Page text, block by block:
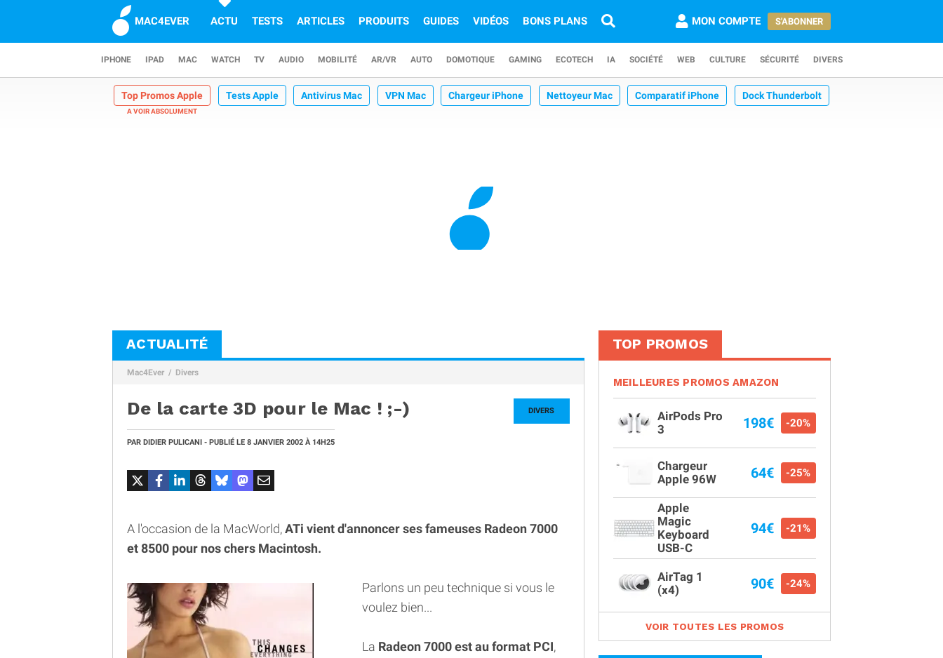
MAC4EVER ACTU TESTS ARTICLES PRODUITS GUIDES VIDÉOS BONS PLANS MON COMPTE S'ABONNER
IPHONE IPAD MAC WATCH TV AUDIO MOBILITÉ AR/VR AUTO DOMOTIQUE GAMING ECOTECH IA SOCIÉTÉ WEB CULTURE SÉCURITÉ DIVERS
Top Promos Apple Tests Apple Antivirus Mac VPN Mac Chargeur iPhone Nettoyeur Mac Comparatif iPhone Dock Thunderbolt
ACTUALITÉ
Mac4Ever Divers
DIVERS
De la carte 3D pour le Mac ! ;-)
PAR DIDIER PULICANI - PUBLIÉ LE 8 JANVIER 2002 À 14H25
A l'occasion de la MacWorld,ATi vient d'annoncer ses fameuses Radeon 7000
et 8500 pour nos chers Macintosh.
Parlons un peu technique si vous le
voulez bien...
La Radeon 7000 est au format PCI,
TOP PROMOS
MEILLEURES PROMOS AMAZON
AirPods Pro
3
198€ -20%
Chargeur
Apple 96W
64€ -25%
Apple
Magic
Keyboard
USB-C
94€ -21%
AirTag 1
(x4)
90€ -24%
VOIR TOUTES LES PROMOS